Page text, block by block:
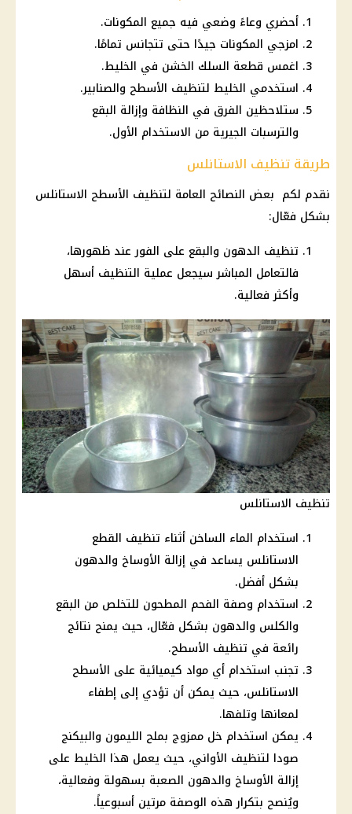
أحضري وعاءً وضعي فيه جميع المكونات.
امزجي المكونات جيدًا حتى تتجانس تمامًا.
اغمس قطعة السلك الخشن في الخليط.
استخدمي الخليط لتنظيف الأسطح والصنابير.
ستلاحظين الفرق في النظافة وإزالة البقع
والترسبات الجيرية من الاستخدام الأول.
طريقة تنظيف الاستانلس
نقدم لكم بعض النصائح العامة لتنظيف الأسطح الاستانلس
بشكل فعّال:
تنظيف الدهون والبقع على الفور عند ظهورها،
فالتعامل المباشر سيجعل عملية التنظيف أسهل
وأكثر فعالية.
تنظيف الاستانلس
استخدام الماء الساخن أثناء تنظيف القطع
الاستانلس يساعد في إزالة الأوساخ والدهون
بشكل أفضل.
استخدام وصفة الفحم المطحون للتخلص من البقع
والكلس والدهون بشكل فعّال، حيث يمنح نتائج
رائعة في تنظيف الأسطح.
تجنب استخدام أي مواد كيميائية على الأسطح
الاستانلس، حيث يمكن أن تؤدي إلى إطفاء
لمعانها وتلفها.
يمكن استخدام خل ممزوج بملح الليمون والبيكنج
صودا لتنظيف الأواني، حيث يعمل هذا الخليط على
إزالة الأوساخ والدهون الصعبة بسهولة وفعالية،
ويُنصح بتكرار هذه الوصفة مرتين أسبوعياً.